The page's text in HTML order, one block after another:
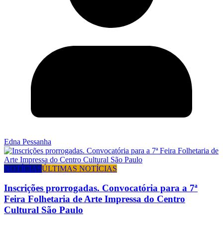
Edna Pessanha
NOTÍCIASÚLTIMAS NOTÍCIAS
Inscrições prorrogadas. Convocatória para a 7ª
Feira Folhetaria de Arte Impressa do Centro
Cultural São Paulo